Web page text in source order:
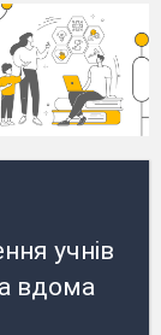
учнів
вдома